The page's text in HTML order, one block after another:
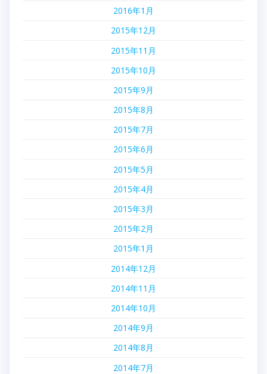
2016年1月
2015年12月
2015年11月
2015年10月
2015年9月
2015年8月
2015年7月
2015年6月
2015年5月
2015年4月
2015年3月
2015年2月
2015年1月
2014年12月
2014年11月
2014年10月
2014年9月
2014年8月
2014年7月